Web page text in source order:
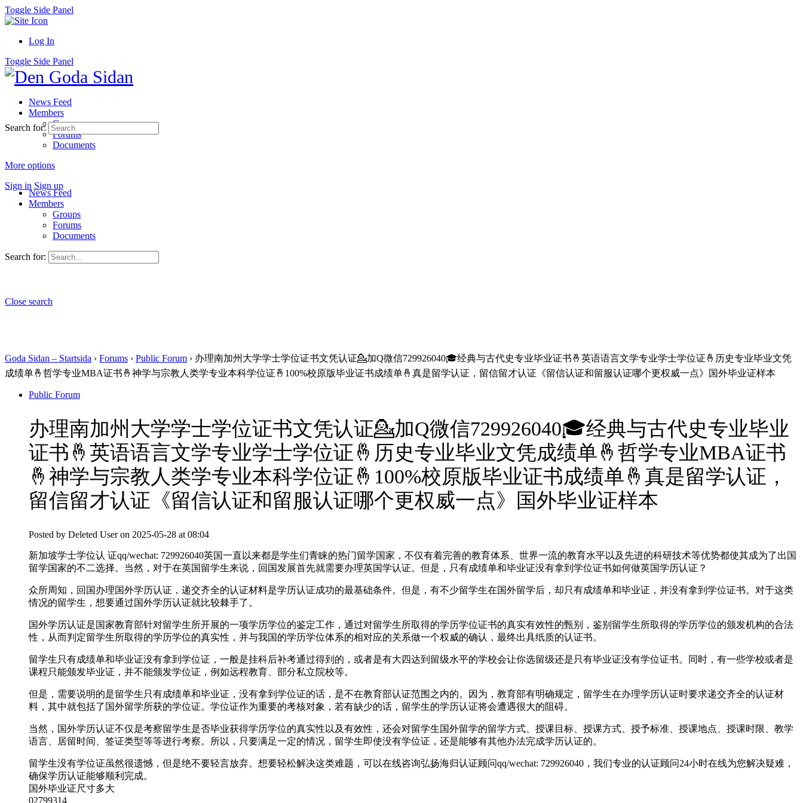
Toggle Side Panel
Log In
Toggle Side Panel
News Feed
Members
Groups
Forums
Documents
More options
Sign in Sign up
Search for:
News Feed
Members
Groups
Forums
Documents
Search for:
Close search
Goda Sidan – Startsida › Forums › Public Forum › 办理南加州大学学士学位证书文凭认证💁加Q微信729926040🎓经典与古代史专业毕业证书🤞英语语言文学专业学士学位证🤞历史专业毕业文凭
成绩单🤞哲学专业MBA证书🤞神学与宗教人类学专业本科学位证🤞100%校原版毕业证书成绩单🤞真是留学认证，留信留才认证《留信认证和留服认证哪个更权威一点》国外毕业证样本
Public Forum
办理南加州大学学士学位证书文凭认证💁加Q微信729926040🎓经典与古代史专业毕业
证书🤞英语语言文学专业学士学位证🤞历史专业毕业文凭成绩单🤞哲学专业MBA证书
🤞神学与宗教人类学专业本科学位证🤞100%校原版毕业证书成绩单🤞真是留学认证，
留信留才认证《留信认证和留服认证哪个更权威一点》国外毕业证样本
Posted by Deleted User on 2025-05-28 at 08:04
新加坡学士学位认 证qq/wechat: 729926040英国一直以来都是学生们青睐的热门留学国家，不仅有着完善的教育体系、世界一流的教育水平以及先进的科研技术等优势都使其成为了出国
留学国家的不二选择。当然，对于在英国留学生来说，回国发展首先就需要办理英国学认证。但是，只有成绩单和毕业证没有拿到学位证书如何做英国学历认证？
众所周知，回国办理国外学历认证，递交齐全的认证材料是学历认证成功的最基础条件。但是，有不少留学生在国外留学后，却只有成绩单和毕业证，并没有拿到学位证书。对于这类
情况的留学生，想要通过国外学历认证就比较棘手了。
国外学历认证是国家教育部针对留学生所开展的一项学历学位的鉴定工作，通过对留学生所取得的学历学位证书的真实有效性的甄别，鉴别留学生所取得的学历学位的颁发机构的合法
性，从而判定留学生所取得的学历学位的真实性，并与我国的学历学位体系的相对应的关系做一个权威的确认，最终出具纸质的认证书。
留学生只有成绩单和毕业证没有拿到学位证，一般是挂科后补考通过得到的，或者是有大四达到留级水平的学校会让你选留级还是只有毕业证没有学位证书。同时，有一些学校或者是
课程只能颁发毕业证，并不能颁发学位证，例如远程教育、部分私立院校等。
但是，需要说明的是留学生只有成绩单和毕业证，没有拿到学位证的话，是不在教育部认证范围之内的。因为，教育部有明确规定，留学生在办理学历认证时要求递交齐全的认证材
料，其中就包括了国外留学所获的学位证。学位证作为重要的考核对象，若有缺少的话，留学生的学历认证将会遭遇很大的阻碍。
当然，国外学历认证不仅是考察留学生是否毕业获得学历学位的真实性以及有效性，还会对留学生国外留学的留学方式、授课目标、授课方式、授予标准、授课地点、授课时限、教学
语言、居留时间、签证类型等等进行考察。所以，只要满足一定的情况，留学生即使没有学位证，还是能够有其他办法完成学历认证的。
留学生没有学位证虽然很遗憾，但是绝不要轻言放弃。想要轻松解决这类难题，可以在线咨询弘扬海归认证顾问qq/wechat: 729926040，我们专业的认证顾问24小时在线为您解决疑难，
确保学历认证能够顺利完成。
国外毕业证尺寸多大
02799314